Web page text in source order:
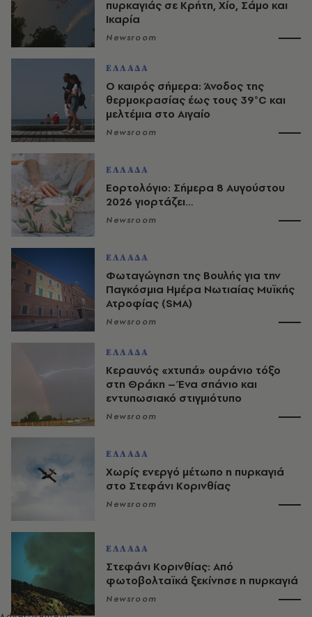
πυρκαγιάς σε Κρήτη, Χίο, Σάμο και
Ικαρία
Newsroom
ΕΛΛΑΔΑ
Ο καιρός σήμερα: Άνοδος της
θερμοκρασίας έως τους 39°C και
μελτέμια στο Αιγαίο
Newsroom
ΕΛΛΑΔΑ
Εορτολόγιο: Σήμερα 8 Αυγούστου
2026 γιορτάζει…
Newsroom
ΕΛΛΑΔΑ
Φωταγώγηση της Βουλής για την
Παγκόσμια Ημέρα Νωτιαίας Μυϊκής
Ατροφίας (SMA)
Newsroom
ΕΛΛΑΔΑ
Κεραυνός «χτυπά» ουράνιο τόξο
στη Θράκη – Ένα σπάνιο και
εντυπωσιακό στιγμιότυπο
Newsroom
ΕΛΛΑΔΑ
Χωρίς ενεργό μέτωπο η πυρκαγιά
στο Στεφάνι Κορινθίας
Newsroom
ΕΛΛΑΔΑ
Στεφάνι Κορινθίας: Από
φωτοβολταϊκά ξεκίνησε η πυρκαγιά
Newsroom